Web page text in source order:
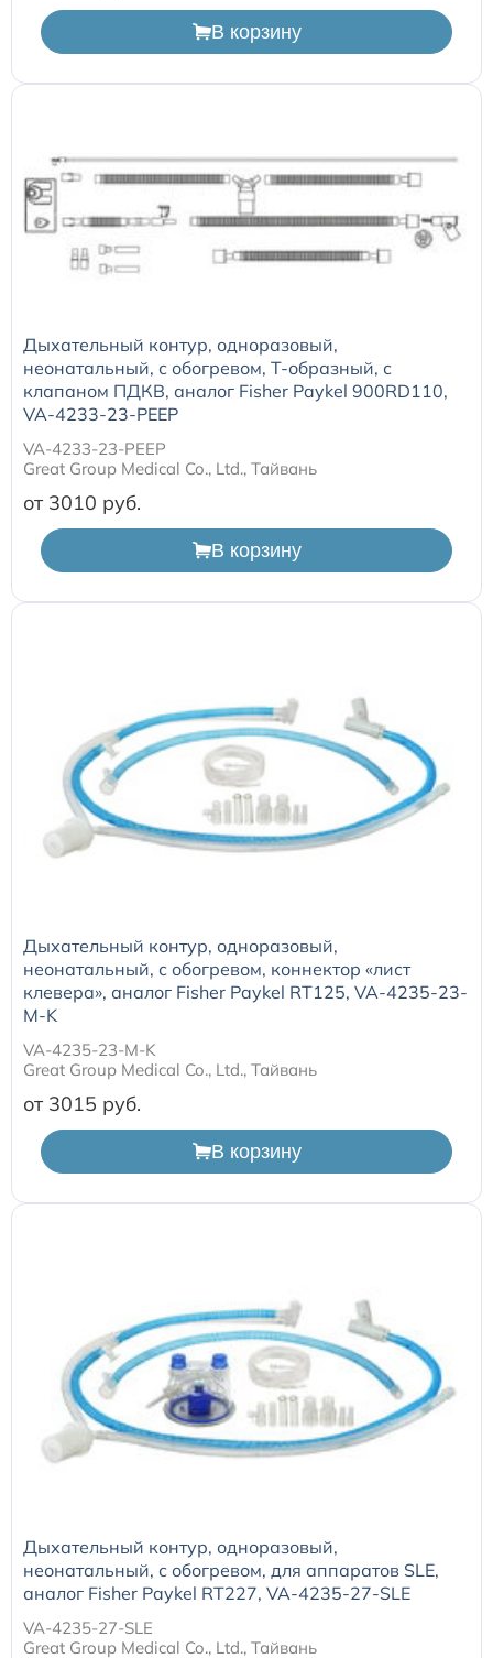
В корзину
Дыхательный контур, одноразовый,
неонатальный, с обогревом, Т-образный, с
клапаном ПДКВ, аналог Fisher Paykel 900RD110,
VA-4233-23-PEEP
VA-4233-23-PEEP
Great Group Medical Co., Ltd., Тайвань
от 3010
В корзину
Дыхательный контур, одноразовый,
неонатальный, с обогревом, коннектор «лист
клевера», аналог Fisher Paykel RT125, VA-4235-23-
M-K
VA-4235-23-M-K
Great Group Medical Co., Ltd., Тайвань
от 3015
В корзину
Дыхательный контур, одноразовый,
неонатальный, с обогревом, для аппаратов SLE,
аналог Fisher Paykel RT227, VA-4235-27-SLE
VA-4235-27-SLE
Great Group Medical Co., Ltd., Тайвань